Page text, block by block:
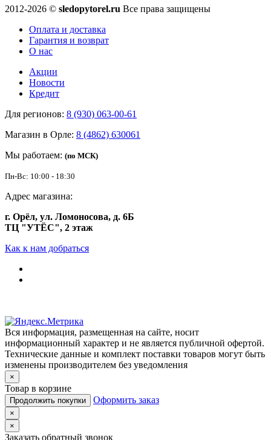
2012-2026 © sledopytorel.ru Все права защищены
Оплата и доставка
Гарантия и возврат
О нас
Акции
Новости
Кредит
Для регионов: 8 (930) 063-00-61
Магазин в Орле: 8 (4862) 630061
Мы работаем: (по МСК)
Пн-Вс: 10:00 - 18:30
Адрес магазина:
г. Орёл, ул. Ломоносова, д. 6Б
ТЦ "УТЁС", 2 этаж
Как к нам добраться
Вся информация, размещенная на сайте, носит
информационный характер и не является публичной офертой.
Технические данные и комплект поставки товаров могут быть
изменены производителем без уведомления
×
Товар в корзине
Продолжить покупки Оформить заказ
×
×
Заказать обратный звонок